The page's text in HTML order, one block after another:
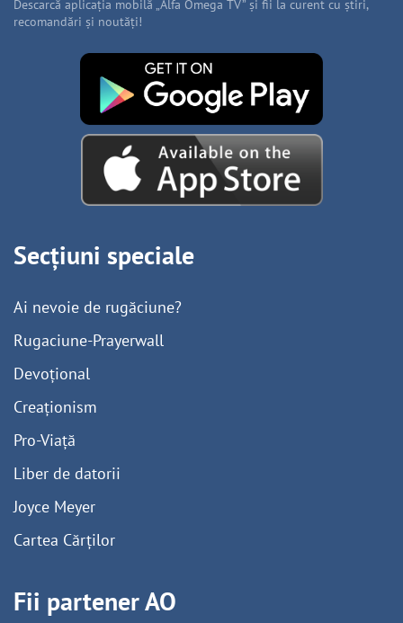
Descarcă aplicația mobilă „Alfa Omega TV” și fii la curent cu știri,
recomandări și noutăți!
Secțiuni speciale
Ai nevoie de rugăciune?
Rugaciune-Prayerwall
Devoțional
Creaționism
Pro-Viață
Liber de datorii
Joyce Meyer
Cartea Cărților
Fii partener AO